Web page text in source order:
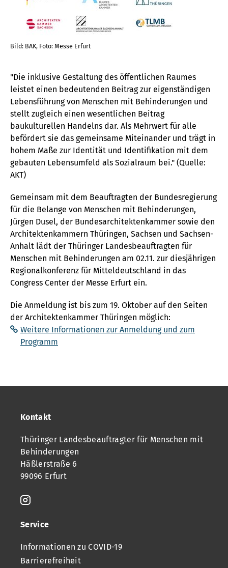
Bild: BAK, Foto: Messe Erfurt
"Die inklusive Gestaltung des öffentlichen Raumes
leistet einen bedeutenden Beitrag zur eigenständigen
Lebensführung von Menschen mit Behinderungen und
stellt zugleich einen wesentlichen Beitrag
baukulturellen Handelns dar. Als Mehrwert für alle
befördert sie das gemeinsame Miteinander und trägt in
hohem Maße zur Identität und Identifikation mit dem
gebauten Lebensumfeld als Sozialraum bei." (Quelle:
AKT)
Gemeinsam mit dem Beauftragten der Bundesregierung
für die Belange von Menschen mit Behinderungen,
Jürgen Dusel, der Bundesarchitektenkammer sowie den
Architektenkammern Thüringen, Sachsen und Sachsen-
Anhalt lädt der Thüringer Landesbeauftragten für
Menschen mit Behinderungen am 02.11. zur diesjährigen
Regionalkonferenz für Mitteldeutschland in das
Congress Center der Messe Erfurt ein.
Die Anmeldung ist bis zum 19. Oktober auf den Seiten
der Architektenkammer Thüringen möglich:
Weitere Informationen zur Anmeldung und zum
Programm
Kontakt
Thüringer Landesbeauftragter für Menschen mit
Behinderungen
Häßlerstraße 6
99096 Erfurt
Service
Informationen zu COVID-19
Barrierefreiheit